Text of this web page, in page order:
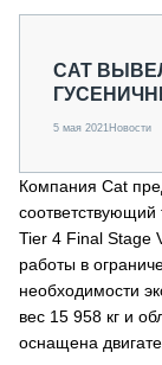
О ПРОЕКТЕ
CAT
5 мая 2021Новости
Компания Cat
соответствующий
Tier 4 Final Stage
работы в
необходимости
вес 15 958 кг и
оснащена